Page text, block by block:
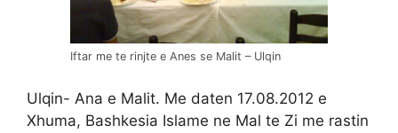
Iftar me te rinjte e Anes se Malit – Ulqin
Ulqin- Ana e Malit. Me daten 17.08.2012 e
Xhuma, Bashkesia Islame ne Mal te Zi me rastin